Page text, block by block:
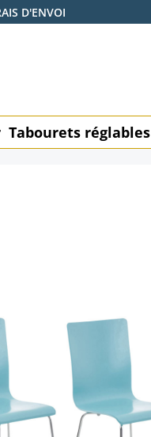
D'ENVOI
Tabourets réglables